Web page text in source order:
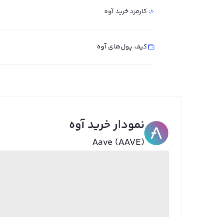
کارمزد خرید آوه
کیف پول‌های آوه
نمودار خرید آوه
Aave (AAVE)